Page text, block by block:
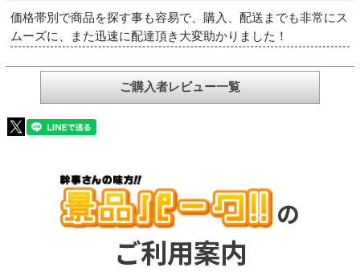
価格帯別で商品を探す事も容易で、購入、配送までも非常にス
ムーズに、また迅速に配達頂き大変助かりました！
ご購入者レビュー一覧
の
ご利用案内